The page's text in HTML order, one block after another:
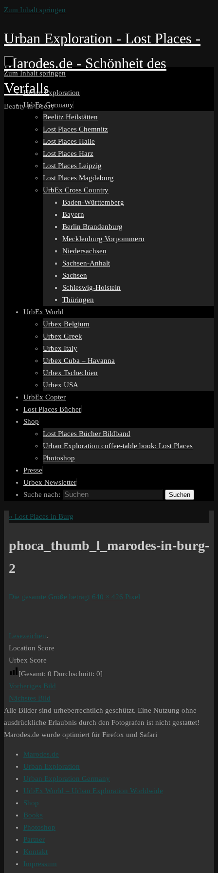
Zum Inhalt springen
Urban Exploration - Lost Places -
Marodes.de - Schönheit des
Verfalls
Beauty in Decay
Zum Inhalt springen
Urban Exploration
UrbEx Germany
Beelitz Heilstätten
Lost Places Chemnitz
Lost Places Halle
Lost Places Harz
Lost Places Leipzig
Lost Places Magdeburg
UrbEx Cross Country
Baden-Württemberg
Bayern
Berlin Brandenburg
Mecklenburg Vorpommern
Niedersachsen
Sachsen-Anhalt
Sachsen
Schleswig-Holstein
Thüringen
UrbEx World
Urbex Belgium
Urbex Greek
Urbex Italy
Urbex Cuba – Havanna
Urbex Tschechien
Urbex USA
UrbEx Copter
Lost Places Bücher
Shop
Lost Places Bücher Bildband
Urban Exploration coffee-table book: Lost Places
Photoshop
Presse
Urbex Newsletter
Suche nach:
Suchen
« Lost Places in Burg
phoca_thumb_l_marodes-in-burg-
2
Die gesamte Größe beträgt 640 × 426 Pixel
Lesezeichen.
Location Score
Urbex Score
[Gesamt: 0 Durchschnitt: 0]
Vorheriges Bild
Nächstes Bild
Alle Bilder sind urheberrechtlich geschützt. Eine Nutzung ohne
ausdrückliche Erlaubnis durch den Fotografen ist nicht gestattet!
Marodes.de wurde optimiert für Firefox und Safari
Marodes.de
Urban Exploration
Urban Exploration Germany
UrbEx World – Urban Exploration Worldwide
Shop
Books
Photoshop
Partner
Kontakt
Impressum